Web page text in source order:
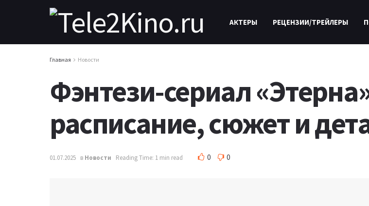
АКТЕРЫ РЕЦЕНЗИИ/ТРЕЙЛЕРЫ
Главная Новости
Фэнтези-сериал
расписание, сюжет и
01.07.2025 в Новости Reading Time: 1 min read 0 0